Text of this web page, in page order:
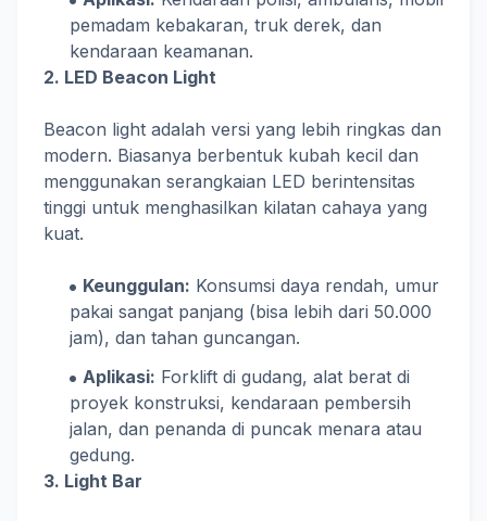
pemadam kebakaran, truk derek, dan
kendaraan keamanan.
2. LED Beacon Light
Beacon light adalah versi yang lebih ringkas dan
modern. Biasanya berbentuk kubah kecil dan
menggunakan serangkaian LED berintensitas
tinggi untuk menghasilkan kilatan cahaya yang
kuat.
Keunggulan: Konsumsi daya rendah, umur
pakai sangat panjang (bisa lebih dari 50.000
jam), dan tahan guncangan.
Aplikasi: Forklift di gudang, alat berat di
proyek konstruksi, kendaraan pembersih
jalan, dan penanda di puncak menara atau
gedung.
3. Light Bar